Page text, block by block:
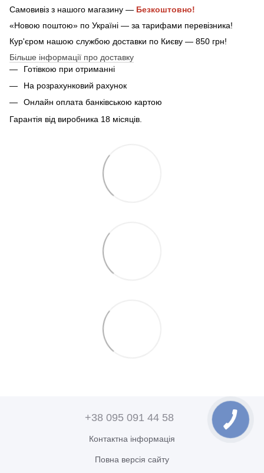
Самовивіз з нашого магазину — Безкоштовно!
«Новою поштою» по Україні — за тарифами перевізника!
Кур'єром нашою службою доставки по Києву — 850 грн!
Більше інформації про доставку
Готівкою при отриманні
На розрахунковий рахунок
Онлайн оплата банківською картою
Гарантія від виробника 18 місяців.
+38 095 091 44 58
Контактна інформація
Повна версія сайту